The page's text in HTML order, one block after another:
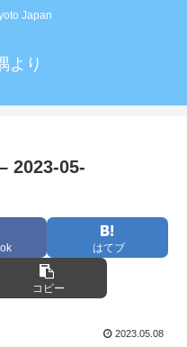
Japan
より
2023-05-
はてブ
コピー
2023.05.08